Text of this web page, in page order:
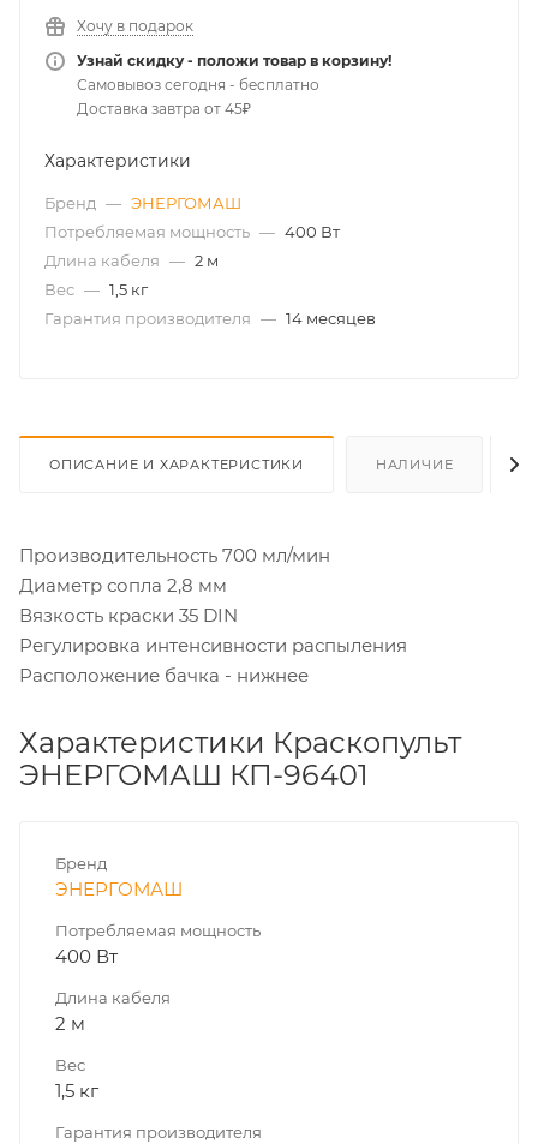
Хочу в подарок
Узнай скидку - положи товар в корзину!
Самовывоз сегодня - бесплатно
Доставка завтра от 45₽
Характеристики
Бренд — ЭНЕРГОМАШ
Потребляемая мощность — 400 Вт
Длина кабеля — 2 м
Вес — 1,5 кг
Гарантия производителя — 14 месяцев
ОПИСАНИЕ И ХАРАКТЕРИСТИКИ НАЛИЧИЕ
Производительность 700 мл/мин
Диаметр сопла 2,8 мм
Вязкость краски 35 DIN
Регулировка интенсивности распыления
Расположение бачка - нижнее
Характеристики Краскопульт
ЭНЕРГОМАШ КП-96401
Бренд
ЭНЕРГОМАШ
Потребляемая мощность
400 Вт
Длина кабеля
2 м
Вес
1,5 кг
Гарантия производителя